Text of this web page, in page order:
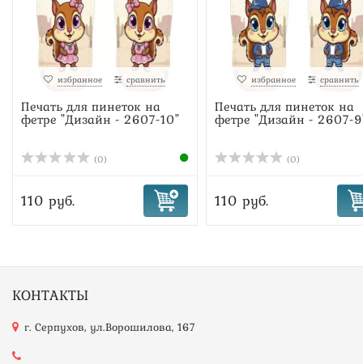
избранное сравнить
Печать для пинеток на
фетре "Дизайн - 2607-10"
(0)
110 руб.
избранное сравнить
Печать для пинеток на
фетре "Дизайн - 2607-
(0)
110 руб.
КОНТАКТЫ
г. Серпухов, ул.Ворошилова, 167